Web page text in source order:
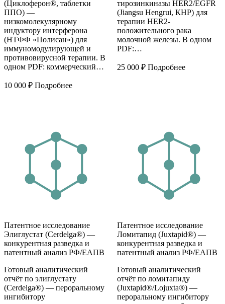
(Циклоферон®, таблетки
ППО) —
низкомолекулярному
индуктору интерферона
(НТФФ «Полисан») для
иммуномодулирующей и
противовирусной терапии. В
одном PDF: коммерческий…
10 000 ₽ Подробнее
тирозинкиназы HER2/EGFR
(Jiangsu Hengrui, КНР) для
терапии HER2-
положительного рака
молочной железы. В одном
PDF:…
25 000 ₽ Подробнее
Патентное исследование
Элиглустат (Cerdelga®) —
конкурентная разведка и
патентный анализ РФ/ЕАПВ
Готовый аналитический
отчёт по элиглустату
(Cerdelga®) — пероральному
ингибитору
Патентное исследование
Ломитапид (Juxtapid®) —
конкурентная разведка и
патентный анализ РФ/ЕАПВ
Готовый аналитический
отчёт по ломитапиду
(Juxtapid®/Lojuxta®) —
пероральному ингибитору